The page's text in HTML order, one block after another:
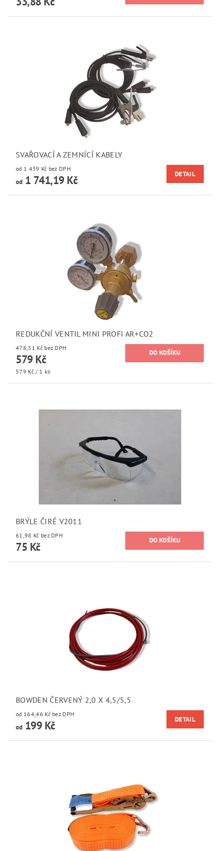
SVAŘOVACÍ A ZEMNÍCÍ KABELY
od 1 439 Kč bez DPH
od1 741,19 Kč DETAIL
REDUKČNÍ VENTIL MINI PROFI AR+CO2
478,51 Kč bez DPH
579 Kč
579 Kč / 1 ks
BRÝLE ČIRÉ V2011
61,98 Kč bez DPH
75 Kč
BOWDEN ČERVENÝ 2,0 X 4,5/5,5
od 164,46 Kč bez DPH
od199 Kč DETAIL